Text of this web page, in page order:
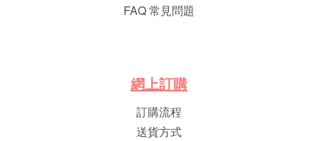
FAQ 常見問題
網上訂購
訂購流程
送貨方式